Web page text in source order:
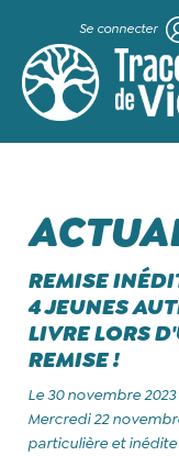
Se connecter
REMISE
4 JEUNES
LIVRE LORS
REMISE !
Le 30 novembre 2023
Mercredi 22
particulière et